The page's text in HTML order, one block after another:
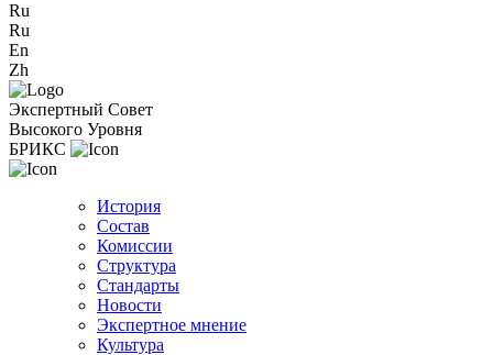
Ru
Ru
En
Zh
Экспертный Совет
Высокого Уровня
БРИКС
История
Состав
Комиссии
Структура
Стандарты
Новости
Экспертное мнение
Культура